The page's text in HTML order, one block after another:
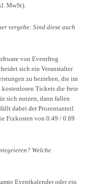
MwSt).
vergebe: Sind diese auch
von Eventfrog
sich ein Veranstalter
zu beziehen, die im
Tickets die freie
sich nutzen, dann fallen
dabei der Prozentanteil
Fixkosten von 0.49 / 0.69
Welche
Eventkalender oder ein